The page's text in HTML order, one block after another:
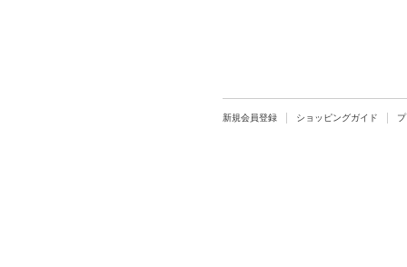
新規会員登録 ショッピングガイド